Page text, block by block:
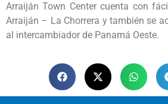
Arraiján Town Center cuenta con
Arraiján – La Chorrera y también se
al intercambiador de Panamá Oeste.